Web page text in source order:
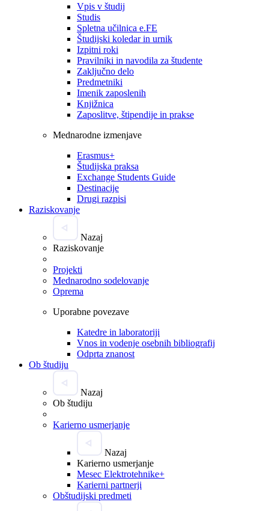
Vpis v študij
Studis
Spletna učilnica e.FE
Študijski koledar in urnik
Izpitni roki
Pravilniki in navodila za študente
Zaključno delo
Predmetniki
Imenik zaposlenih
Knjižnica
Zaposlitve, štipendije in prakse
Mednarodne izmenjave
Erasmus+
Študijska praksa
Exchange Students Guide
Destinacije
Drugi razpisi
Raziskovanje
Nazaj
Raziskovanje
Projekti
Mednarodno sodelovanje
Oprema
Uporabne povezave
Katedre in laboratoriji
Vnos in vodenje osebnih bibliografij
Odprta znanost
Ob študiju
Nazaj
Ob študiju
Karierno usmerjanje
Nazaj
Karierno usmerjanje
Mesec Elektrotehnike+
Karierni partnerji
Obštudijski predmeti